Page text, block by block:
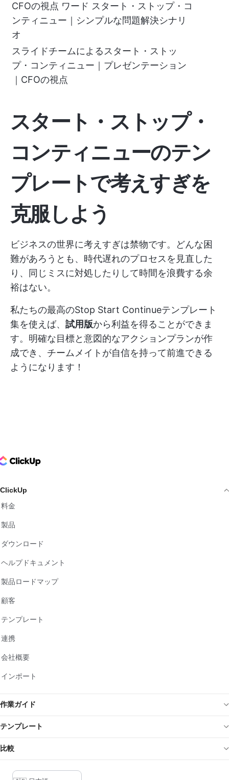
CFOの視点 ワード スタート・ストップ・コ
ンティニュー｜シンプルな問題解決シナリ
オ
スライドチームによるスタート・ストッ
プ・コンティニュー｜プレゼンテーション
｜CFOの視点
スタート・ストップ・
コンティニューのテン
プレートで考えすぎを
克服しよう
ビジネスの世界に考えすぎは禁物です。どんな困
難があろうとも、時代遅れのプロセスを見直した
り、同じミスに対処したりして時間を浪費する余
裕はない。
私たちの最高のStop Start Continueテンプレート
集を使えば、 試用版から利益を得ることができま
す。明確な目標と意図的なアクションプランが作
成でき、チームメイトが自信を持って前進できる
ようになります！
Logo
ClickUp
料金
製品
ダウンロード
ヘルプドキュメント
製品ロードマップ
顧客
テンプレート
連携
会社概要
インポート
作業ガイド
テンプレート
比較